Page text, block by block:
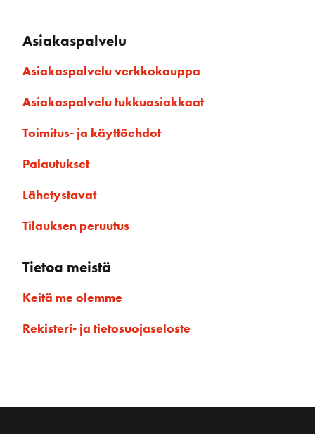
Asiakaspalvelu
Asiakaspalvelu verkkokauppa
Asiakaspalvelu tukkuasiakkaat
Toimitus- ja käyttöehdot
Palautukset
Lähetystavat
Tilauksen peruutus
Tietoa meistä
Keitä me olemme
Rekisteri- ja tietosuojaseloste